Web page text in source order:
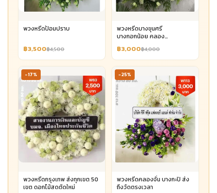
พวงหรีดป้อมปราบ
฿3,500฿4,500
พวงหรีดบางขุนศรี
บางกอกน้อย คลอง
฿3,000฿4,000
-17%
พวงหรีดกรุงเทพ ส่งทุกเขต 50
เขต ดอกไม้สดตัดใหม่
-25%
พวงหรีดคลองจั่น บางกะปิ ส่ง
ถึงวัดตรงเวลา